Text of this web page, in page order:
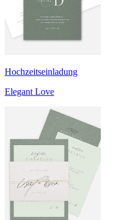
Hochzeitseinladung
Elegant Love